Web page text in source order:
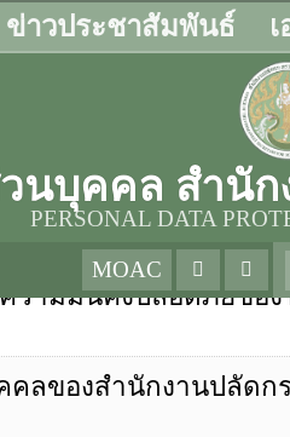
ข่าวประชาสัมพันธ์
นบุคคล สำนั
PERSONAL DATA
MOAC
าง
นโยบา
แสดงข้อมูล
วามมั่นคงปลอดภัยขอ
ลของสำนักงานปลัดก